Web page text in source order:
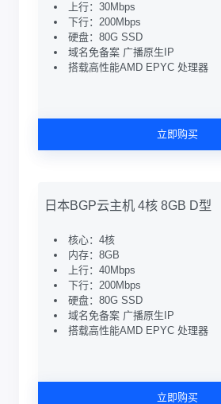
上行：30Mbps
下行：200Mbps
硬盘：80G SSD
域名免备案 广播原生IP
搭载高性能AMD EPYC 处理器
立即购买
日本BGP云主机 4核 8GB D型
核心：4核
内存：8GB
上行：40Mbps
下行：200Mbps
硬盘：80G SSD
域名免备案 广播原生IP
搭载高性能AMD EPYC 处理器
立即购买